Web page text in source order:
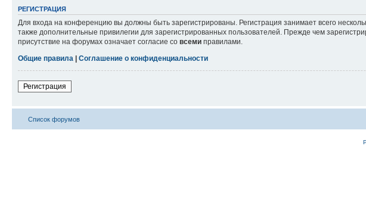
РЕГИСТРАЦИЯ
Для входа на конференцию вы должны быть зарегистрированы. Регистрация занимает всего
также дополнительные привилегии для зарегистрированных пользователей. Прежде чем
присутствие на форумах означает согласие со всеми правилами.
Общие правила
Соглашение о конфиденциальности
Регистрация
Список форумов